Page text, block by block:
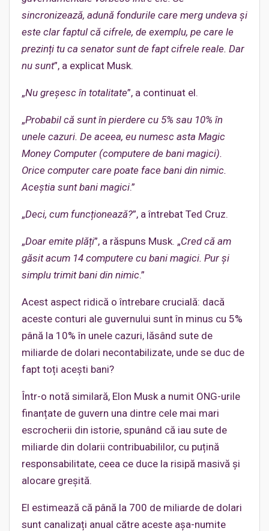
sincronizează, adună fondurile care merg undeva și
este clar faptul că cifrele, de exemplu, pe care le
prezinți tu ca senator sunt de fapt cifrele reale. Dar
nu sunt”, a explicat Musk.
„Nu greșesc în totalitate”, a continuat el.
„Probabil că sunt în pierdere cu 5% sau 10% în
unele cazuri. De aceea, eu numesc asta Magic
Money Computer (computere de bani magici).
Orice computer care poate face bani din nimic.
Aceștia sunt bani magici.”
„Deci, cum funcționează?”, a întrebat Ted Cruz.
„Doar emite plăți”, a răspuns Musk. „Cred că am
găsit acum 14 computere cu bani magici. Pur și
simplu trimit bani din nimic.”
Acest aspect ridică o întrebare crucială: dacă
aceste conturi ale guvernului sunt în minus cu 5%
până la 10% în unele cazuri, lăsând sute de
miliarde de dolari necontabilizate, unde se duc de
fapt toți acești bani?
Într-o notă similară, Elon Musk a numit ONG-urile
finanțate de guvern una dintre cele mai mari
escrocherii din istorie, spunând că iau sute de
miliarde din dolarii contribuabililor, cu puțină
responsabilitate, ceea ce duce la risipă masivă și
alocare greșită.
El estimează că până la 700 de miliarde de dolari
sunt canalizați anual către aceste așa-numite